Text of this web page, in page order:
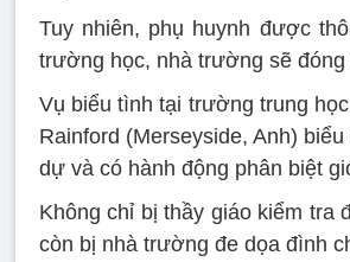
Tuy nhiên, phụ huynh được
trường học, nhà trường sẽ
Vụ biểu tình tại trường trung
Rainford (Merseyside, Anh)
dự và có hành động phân biệt
Không chỉ bị thầy giáo kiểm tra
còn bị nhà trường đe dọa đình